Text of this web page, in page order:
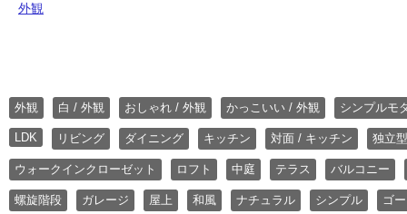
外観
外観 白 / 外観 おしゃれ / 外観 かっこいい / 外観 シンプルモ
LDK リビング ダイニング キッチン 対面 / キッチン 独立
ウォークインクローゼット ロフト 中庭 テラス バルコニー
螺旋階段 ガレージ 屋上 和風 ナチュラル シンプル ゴ